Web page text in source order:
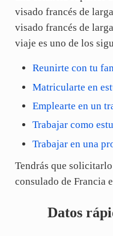
visado francés de
visado francés de
viaje es uno de los
Reunirte con tu
Matricularte en
Emplearte en un
Trabajar como
Trabajar en una
Tendrás que
consulado de Francia
Datos